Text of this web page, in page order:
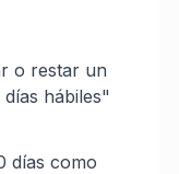
o restar un
hábiles"
días como